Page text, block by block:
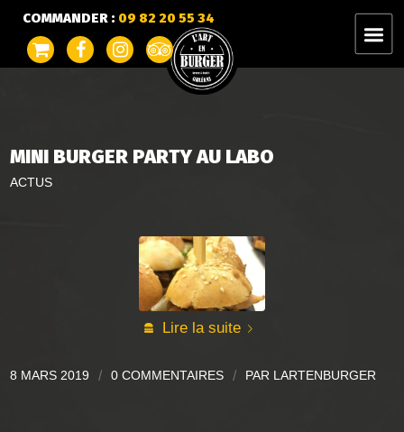
COMMANDER : 09 82 20 55 34
MINI BURGER PARTY AU LABO
ACTUS
Lire la suite
8 MARS 2019 / 0 COMMENTAIRES / PAR LARTENBURGER